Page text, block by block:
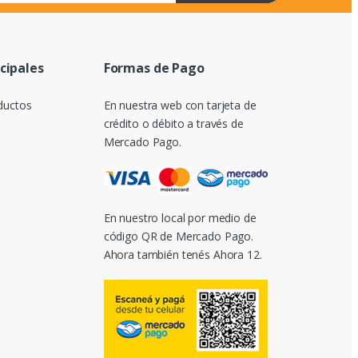
Formas de Pago
En nuestra web con tarjeta de
crédito o débito a través de
Mercado Pago.
En nuestro local por medio de
código QR de Mercado Pago.
Ahora también tenés Ahora 12.